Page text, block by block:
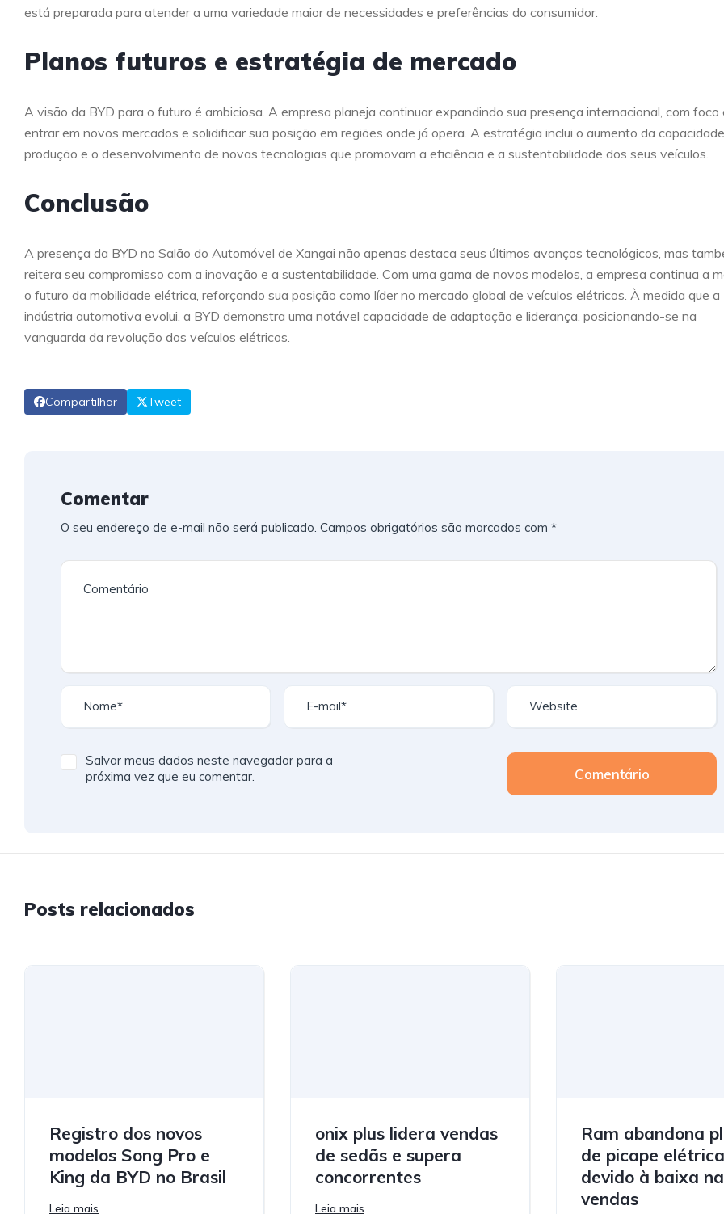
está preparada para atender a uma variedade maior de necessidades e preferências do consumidor.
Planos futuros e estratégia de mercado
A visão da BYD para o futuro é ambiciosa. A empresa planeja continuar expandindo sua presença internacional, com foco
entrar em novos mercados e solidificar sua posição em regiões onde já opera. A estratégia inclui o aumento da
produção e o desenvolvimento de novas tecnologias que promovam a eficiência e a sustentabilidade dos seus veículos.
Conclusão
A presença da BYD no Salão do Automóvel de Xangai não apenas destaca seus últimos avanços tecnológicos, mas
reitera seu compromisso com a inovação e a sustentabilidade. Com uma gama de novos modelos, a empresa continua a
o futuro da mobilidade elétrica, reforçando sua posição como líder no mercado global de veículos elétricos. À medida que a
indústria automotiva evolui, a BYD demonstra uma notável capacidade de adaptação e liderança, posicionando-se na
vanguarda da revolução dos veículos elétricos.
Compartilhar Tweet
Comentar
O seu endereço de e-mail não será publicado. Campos obrigatórios são marcados com *
Salvar meus dados neste navegador para a
próxima vez que eu comentar.
Comentário
Posts relacionados
Registro dos novos
modelos Song Pro e
King da BYD no Brasil
Leia mais
onix plus lidera vendas
de sedãs e supera
concorrentes
Leia mais
Ram abandona
de picape elétrica
devido à baixa
vendas